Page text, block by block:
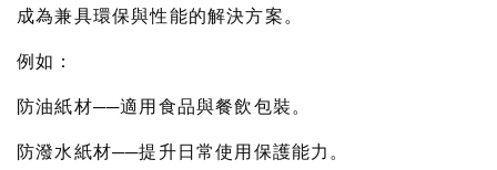
成為兼具環保與性能的解決方案。
例如：
防油紙材──適用食品與餐飲包裝。
防潑水紙材──提升日常使用保護能力。